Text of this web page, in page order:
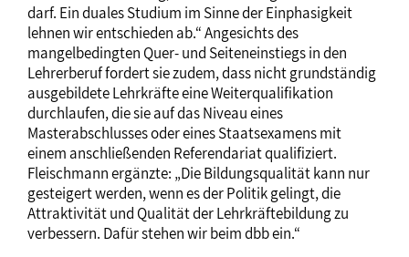
darf. Ein duales Studium im Sinne der Einphasigkeit
lehnen wir entschieden ab.“ Angesichts des
mangelbedingten Quer- und Seiteneinstiegs in den
Lehrerberuf fordert sie zudem, dass nicht grundständig
ausgebildete Lehrkräfte eine Weiterqualifikation
durchlaufen, die sie auf das Niveau eines
Masterabschlusses oder eines Staatsexamens mit
einem anschließenden Referendariat qualifiziert.
Fleischmann ergänzte: „Die Bildungsqualität kann nur
gesteigert werden, wenn es der Politik gelingt, die
Attraktivität und Qualität der Lehrkräftebildung zu
verbessern. Dafür stehen wir beim dbb ein.“